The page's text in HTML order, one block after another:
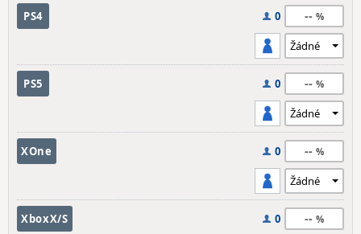
PS4 0 --
PS5 0 --
XOne 0 --
XboxX/S 0 --